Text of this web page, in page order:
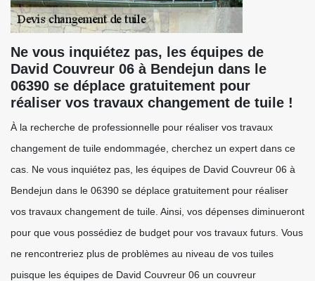
Ne vous inquiétez pas, les équipes de
David Couvreur 06 à Bendejun dans le
06390 se déplace gratuitement pour
réaliser vos travaux changement de tuile !
À la recherche de professionnelle pour réaliser vos travaux
changement de tuile endommagée, cherchez un expert dans ce
cas. Ne vous inquiétez pas, les équipes de David Couvreur 06 à
Bendejun dans le 06390 se déplace gratuitement pour réaliser
vos travaux changement de tuile. Ainsi, vos dépenses diminueront
pour que vous possédiez de budget pour vos travaux futurs. Vous
ne rencontreriez plus de problèmes au niveau de vos tuiles
puisque les équipes de David Couvreur 06 un couvreur